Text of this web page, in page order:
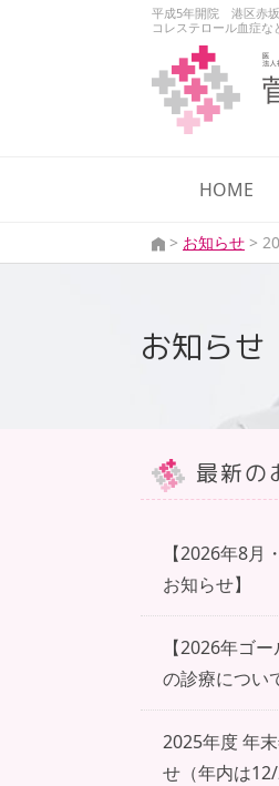
平成5年開院 港区赤坂
コレステロール血症
HOME
> お知らせ >
お知らせ
最新の
【2026年8
お知らせ】
【2026年ゴ
の診療につい
2025年度 年
せ（年内は